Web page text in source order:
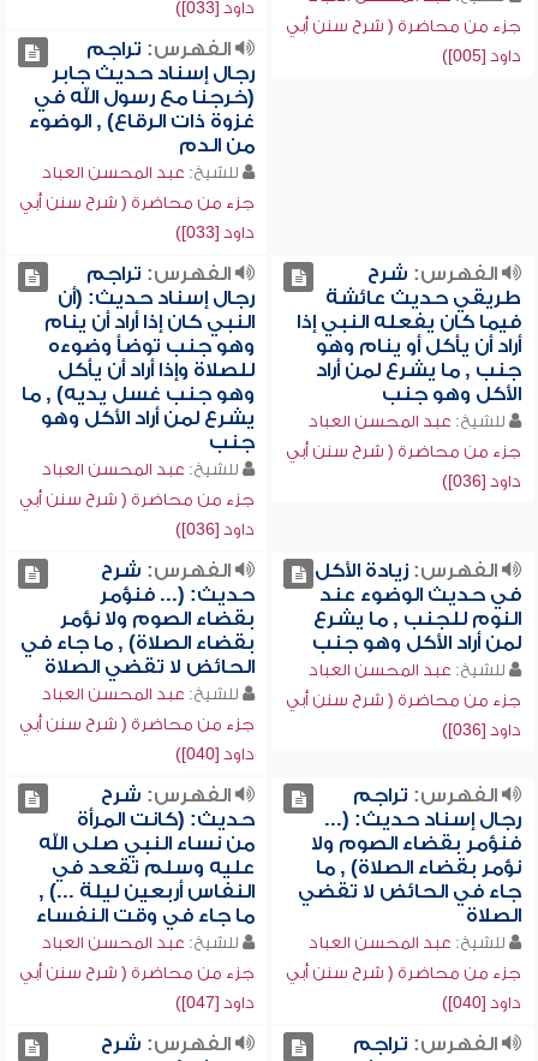
جزء من محاضرة ( شرح سنن أبي
داود [005])
داود [033])
الفهرس: تراجم
رجال إسناد حديث جابر
(خرجنا مع رسول الله في
غزوة ذات الرقاع) , الوضوء
من الدم
للشيخ: عبد المحسن العباد
جزء من محاضرة ( شرح سنن أبي
داود [033])
الفهرس: شرح
طريقي حديث عائشة
فيما كان يفعله النبي إذا
أراد أن يأكل أو ينام وهو
جنب , ما يشرع لمن أراد
الأكل وهو جنب
للشيخ: عبد المحسن العباد
جزء من محاضرة ( شرح سنن أبي
داود [036])
الفهرس: تراجم
رجال إسناد حديث: (أن
النبي كان إذا أراد أن ينام
وهو جنب توضأ وضوءه
للصلاة وإذا أراد أن يأكل
وهو جنب غسل يديه) , ما
يشرع لمن أراد الأكل وهو
جنب
للشيخ: عبد المحسن العباد
جزء من محاضرة ( شرح سنن أبي
داود [036])
الفهرس:زيادة الأكل
في حديث الوضوء عند
النوم للجنب , ما يشرع
لمن أراد الأكل وهو جنب
للشيخ: عبد المحسن العباد
جزء من محاضرة ( شرح سنن أبي
داود [036])
الفهرس: شرح
حديث: (... فنؤمر
بقضاء الصوم ولا نؤمر
بقضاء الصلاة) , ما جاء في
الحائض لا تقضي الصلاة
للشيخ: عبد المحسن العباد
جزء من محاضرة ( شرح سنن أبي
داود [040])
الفهرس: تراجم
رجال إسناد حديث: (...
فنؤمر بقضاء الصوم ولا
نؤمر بقضاء الصلاة) , ما
جاء في الحائض لا تقضي
الصلاة
للشيخ: عبد المحسن العباد
جزء من محاضرة ( شرح سنن أبي
داود [040])
الفهرس: شرح
حديث: (كانت المرأة
من نساء النبي صلى الله
عليه وسلم تقعد في
النفاس أربعين ليلة ...) ,
ما جاء في وقت النفساء
للشيخ: عبد المحسن العباد
جزء من محاضرة ( شرح سنن أبي
داود [047])
الفهرس: تراجم
الفهرس: شرح